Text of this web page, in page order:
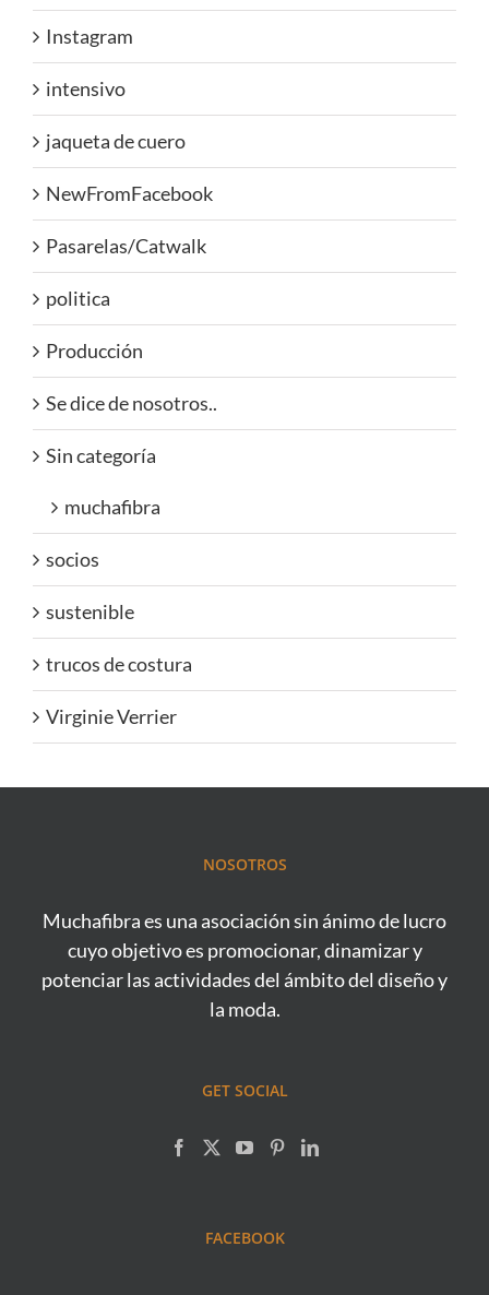
Instagram
intensivo
jaqueta de cuero
NewFromFacebook
Pasarelas/Catwalk
politica
Producción
Se dice de nosotros..
Sin categoría
muchafibra
socios
sustenible
trucos de costura
Virginie Verrier
NOSOTROS
Muchafibra es una asociación sin ánimo de lucro
cuyo objetivo es promocionar, dinamizar y
potenciar las actividades del ámbito del diseño y
la moda.
GET SOCIAL
FACEBOOK